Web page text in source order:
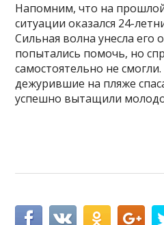
Напомним, что на
ситуации оказался 24-
Сильная волна унесла его
попытались помочь, но
самостоятельно не
дежурившие на пляже
успешно вытащили